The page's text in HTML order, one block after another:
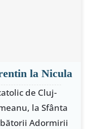
la Nicula
de Cluj-
la Sfânta
Adormirii